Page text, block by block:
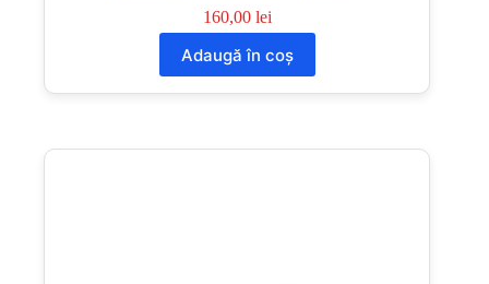
160,00 lei
Adaugă în coș